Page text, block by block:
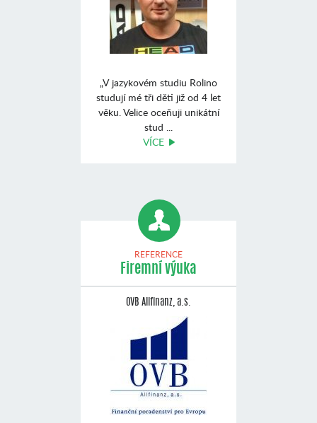
„V jazykovém studiu Rolino
studují mé tři děti již od 4 let
věku. Velice oceňuji unikátní
stud ...
VÍCE
REFERENCE
Firemní výuka
OVB Allfinanz, a.s.